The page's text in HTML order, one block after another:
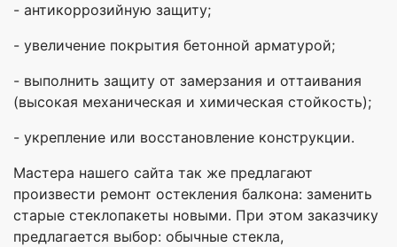
- антикоррозийную защиту;
- увеличение покрытия бетонной арматурой;
- выполнить защиту от замерзания и оттаивания
(высокая механическая и химическая стойкость);
- укрепление или восстановление конструкции.
Мастера нашего сайта так же предлагают
произвести ремонт остекления балкона: заменить
старые стеклопакеты новыми. При этом заказчику
предлагается выбор: обычные стекла,